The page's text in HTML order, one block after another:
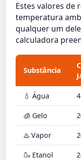
Estes valores de
temperatura
qualquer um
calculadora
Substância
💧 Água
🧊 Gelo
♨️ Vapor
🍶 Etanol